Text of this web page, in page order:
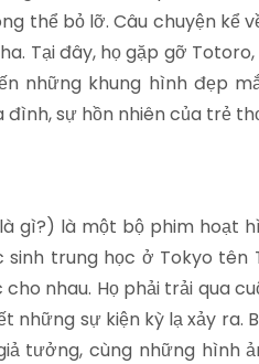
thể bỏ lỡ. Câu chuyện kể
Tại đây, họ gặp gỡ
những khung hình đẹp
sự hồn nhiên của trẻ
gì?) là một bộ phim hoạt
sinh trung học ở Tokyo
nhau. Họ phải trải qua
những sự kiện kỳ lạ xảy
tưởng, cùng những hình